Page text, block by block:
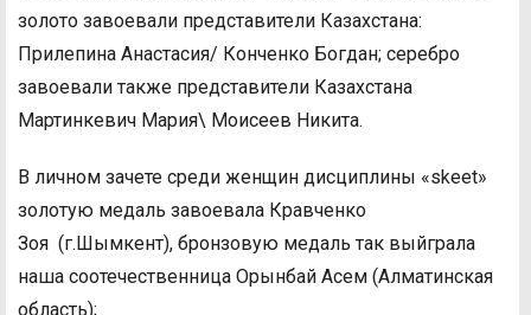
золото завоевали представители Казахстана:
Прилепина Анастасия/ Конченко Богдан; серебро
завоевали также представители Казахстана
Мартинкевич Мария\ Моисеев Никита.
В личном зачете среди женщин дисциплины «skeet»
золотую медаль завоевала Кравченко
Зоя (г.Шымкент), бронзовую медаль так выйграла
наша соотечественница Орынбай Асем (Алматинская
область);